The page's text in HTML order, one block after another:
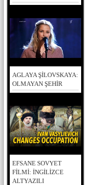
AGLAYA ŞİLOVSKAYA:
OLMAYAN ŞEHİR
EFSANE SOVYET
FİLMİ: İNGİLİZCE
ALTYAZILI